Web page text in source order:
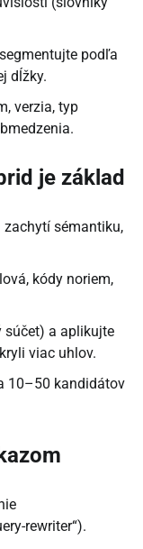
segmentujte podľa
dĺžky.
verzia, typ
je základ
zachytí sémantiku,
kódy noriem,
súčet) a aplikujte
viac uhlov.
10–50 kandidátov
rewriter“).